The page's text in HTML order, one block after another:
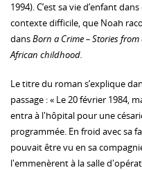
1994). C’est sa vie d’enfant dans
contexte difficile, que Noah
dansBorn a Crime – Stories from
African childhood.
Le titre du roman s’explique
passage : « Le 20 février 1984,
entra à l'hôpital pour une
programmée. En froid avec sa
pouvait être vu en sa
l'emmenèrent à la salle